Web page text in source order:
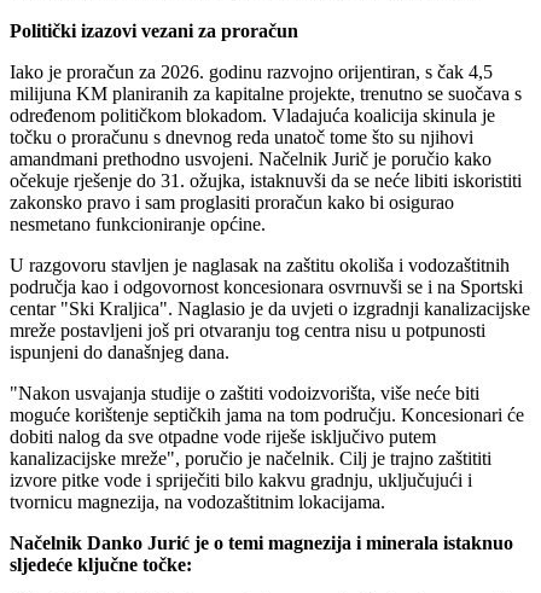
Politički izazovi vezani za proračun
Iako je proračun za 2026. godinu razvojno orijentiran, s čak 4,5
milijuna KM planiranih za kapitalne projekte, trenutno se suočava s
određenom političkom blokadom. Vladajuća koalicija skinula je
točku o proračunu s dnevnog reda unatoč tome što su njihovi
amandmani prethodno usvojeni. Načelnik Jurič je poručio kako
očekuje rješenje do 31. ožujka, istaknuvši da se neće libiti iskoristiti
zakonsko pravo i sam proglasiti proračun kako bi osigurao
nesmetano funkcioniranje općine.
U razgovoru stavljen je naglasak na zaštitu okoliša i vodozaštitnih
područja kao i odgovornost koncesionara osvrnuvši se i na Sportski
centar "Ski Kraljica". Naglasio je da uvjeti o izgradnji kanalizacijske
mreže postavljeni još pri otvaranju tog centra nisu u potpunosti
ispunjeni do današnjeg dana.
"Nakon usvajanja studije o zaštiti vodoizvorišta, više neće biti
moguće korištenje septičkih jama na tom području. Koncesionari će
dobiti nalog da sve otpadne vode riješe isključivo putem
kanalizacijske mreže", poručio je načelnik. Cilj je trajno zaštititi
izvore pitke vode i spriječiti bilo kakvu gradnju, uključujući i
tvornicu magnezija, na vodozaštitnim lokacijama.
Načelnik Danko Jurić je o temi magnezija i minerala istaknuo
sljedeće ključne točke: